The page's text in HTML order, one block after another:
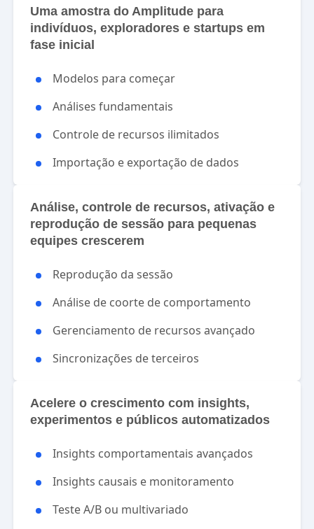
Uma amostra do Amplitude para
indivíduos, exploradores e startups em
fase inicial
Modelos para começar
Análises fundamentais
Controle de recursos ilimitados
Importação e exportação de dados
Análise, controle de recursos, ativação e
reprodução de sessão para pequenas
equipes crescerem
Reprodução da sessão
Análise de coorte de comportamento
Gerenciamento de recursos avançado
Sincronizações de terceiros
Acelere o crescimento com insights,
experimentos e públicos automatizados
Insights comportamentais avançados
Insights causais e monitoramento
Teste A/B ou multivariado